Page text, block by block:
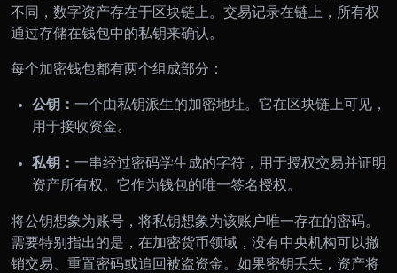
不同，数字资产存在于区块链上。交易记录在链上，所有权
通过存储在钱包中的私钥来确认。
每个加密钱包都有两个组成部分：
公钥： 一个由私钥派生的加密地址。它在区块链上可见，
用于接收资金。
私钥： 一串经过密码学生成的字符，用于授权交易并证明
资产所有权。它作为钱包的唯一签名授权。
将公钥想象为账号，将私钥想象为该账户唯一存在的密码。
需要特别指出的是，在加密货币领域，没有中央机构可以撤
销交易、重置密码或追回被盗资金。如果密钥丢失，资产将